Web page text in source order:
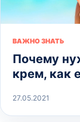
ВАЖНО ЗНАТЬ
Почему
крем, как
27.05.2021